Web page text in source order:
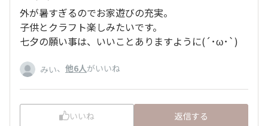
外が暑すぎるのでお家遊びの充実。
子供とクラフト楽しみたいです。
七夕の願い事は、いいことありますように(´･ω･`)
みい、 他6人がいいね
いいね 返信する